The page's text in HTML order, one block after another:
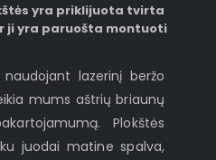
yra priklijuota tvirta
ji yra paruošta montuoti
lazerinį beržo
mums aštrių briaunų
Plokštės
juodai matine spalva,